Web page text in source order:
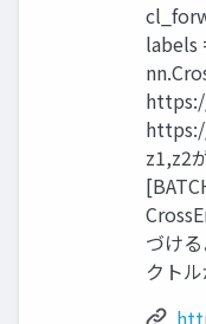
labels
z1,z2
づけ
クト